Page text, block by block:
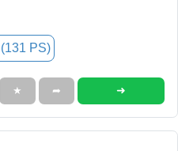
PS)
★ ➦ ➜